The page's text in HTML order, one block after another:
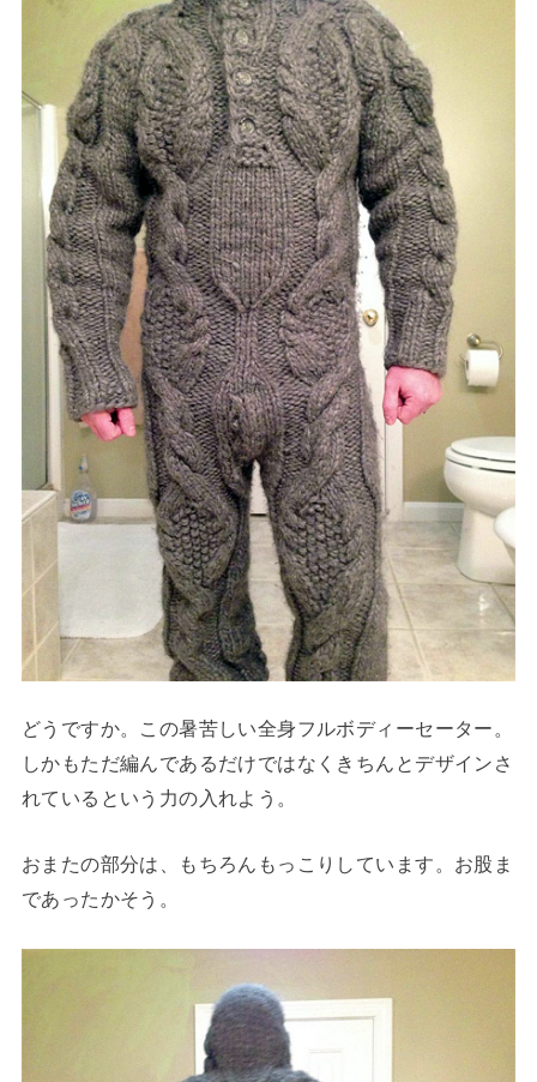
どうですか。この暑苦しい全身フルボディーセーター。
しかもただ編んであるだけではなくきちんとデザインさ
れているという力の入れよう。
おまたの部分は、もちろんもっこりしています。お股ま
であったかそう。